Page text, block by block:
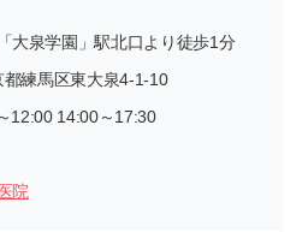
大泉学園」駅北口より徒歩1分
練馬区東大泉4-1-10
12:00 14:00～17:30
院